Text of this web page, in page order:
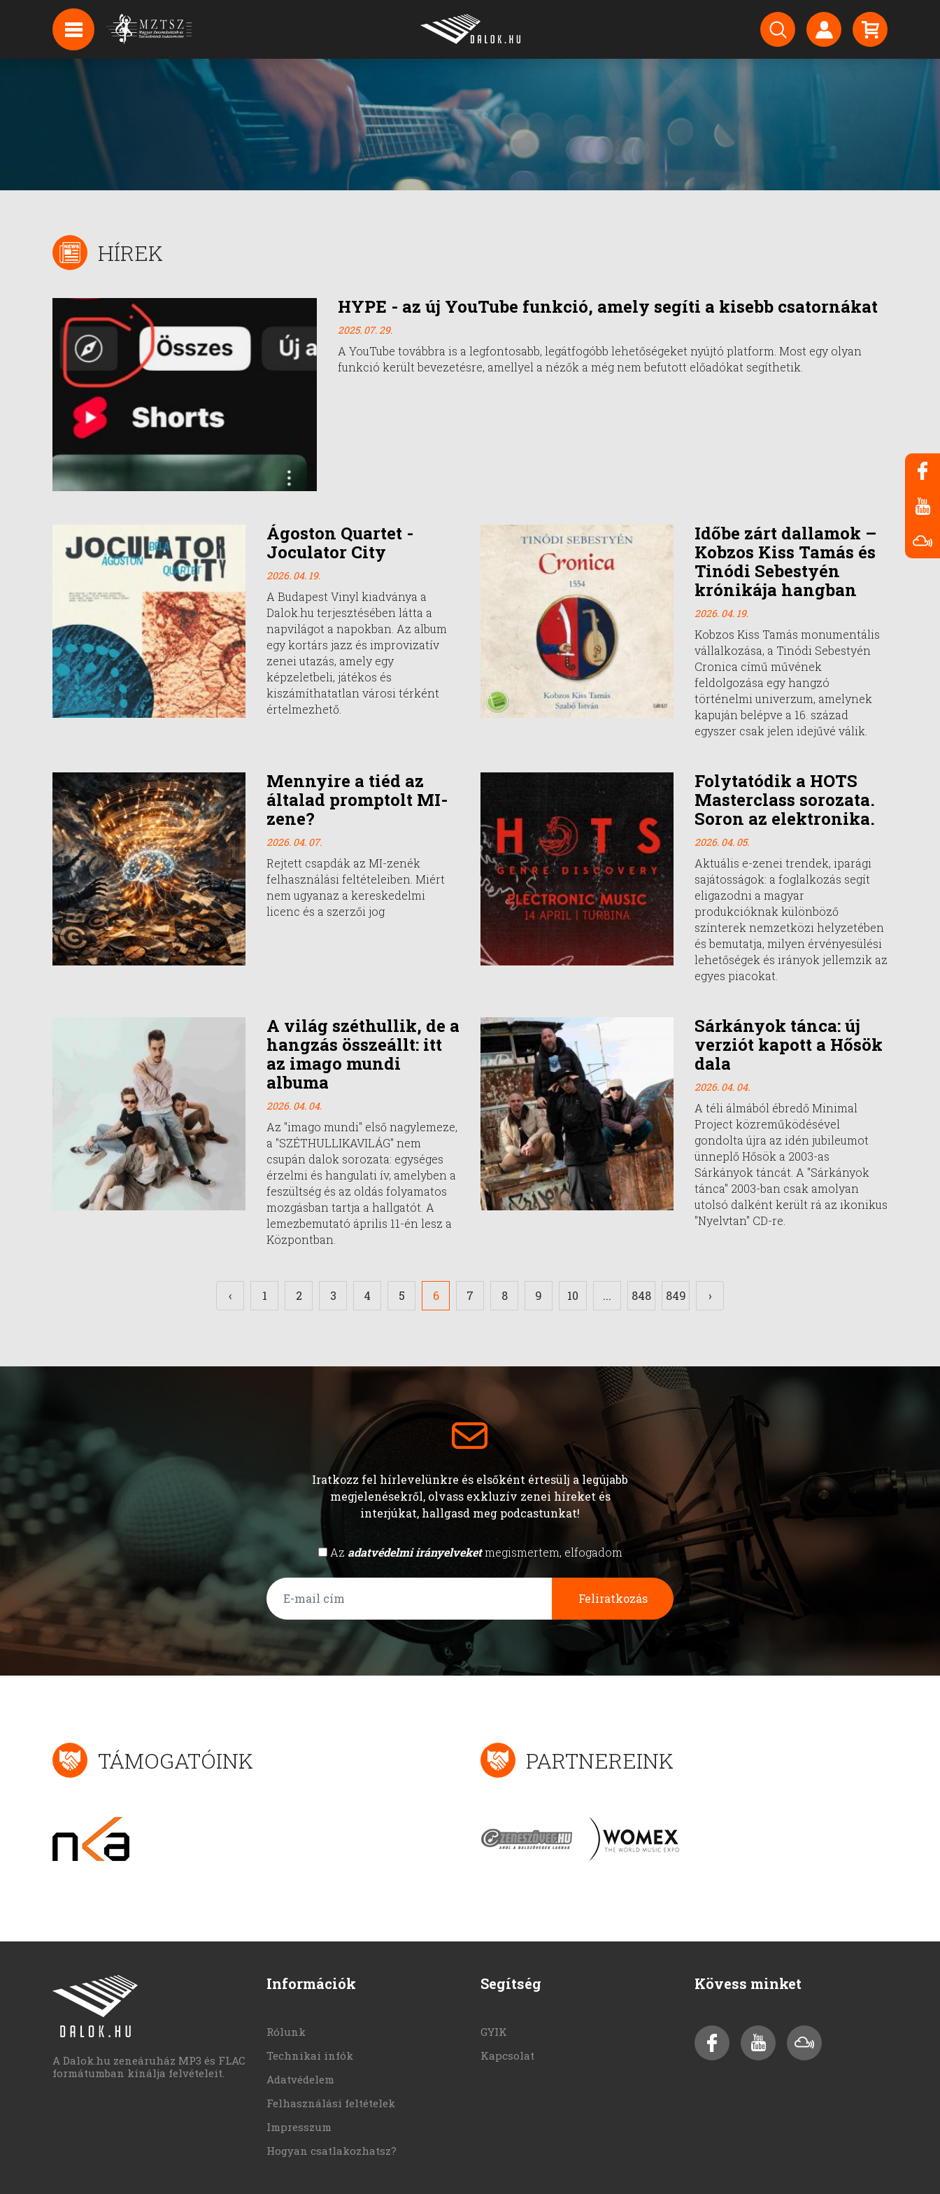
HÍREK
HÍRLEVÉL FELIRATKOZÁS
PODCAST
BACKSTAGE BEJELENTKEZÉS
HÍREK
HYPE - az új YouTube funkció, amely segíti a kisebb csatornákat
2025. 07. 29.
A YouTube továbbra is a legfontosabb, legátfogóbb lehetőségeket nyújtó platform. Most egy olyan
funkció került bevezetésre, amellyel a nézők a még nem befutott előadókat segíthetik.
Ágoston Quartet -
Joculator City
2026. 04. 19.
A Budapest Vinyl kiadványa a
Dalok.hu terjesztésében látta a
napvilágot a napokban. Az album
egy kortárs jazz és improvizatív
zenei utazás, amely egy
képzeletbeli, játékos és
kiszámíthatatlan városi térként
értelmezhető.
Időbe zárt dallamok –
Kobzos Kiss Tamás és
Tinódi Sebestyén
krónikája hangban
2026. 04. 19.
Kobzos Kiss Tamás monumentális
vállalkozása, a Tinódi Sebestyén
Cronica című művének
feldolgozása egy hangzó
történelmi univerzum, amelynek
kapuján belépve a 16. század
egyszer csak jelen idejűvé válik.
Mennyire a tiéd az
általad promptolt MI-
zene?
2026. 04. 07.
Rejtett csapdák az MI-zenék
felhasználási feltételeiben. Miért
nem ugyanaz a kereskedelmi
licenc és a szerzői jog
Folytatódik a HOTS
Masterclass sorozata.
Soron az elektronika.
2026. 04. 05.
Aktuális e-zenei trendek, iparági
sajátosságok: a foglalkozás segít
eligazodni a magyar
produkcióknak különböző
színterek nemzetközi helyzetében
és bemutatja, milyen érvényesülési
lehetőségek és irányok jellemzik az
egyes piacokat.
A világ széthullik, de a
hangzás összeállt: itt
az imago mundi
albuma
2026. 04. 04.
Az "imago mundi" első nagylemeze,
a "SZÉTHULLIKAVILÁG" nem
csupán dalok sorozata: egységes
érzelmi és hangulati ív, amelyben a
feszültség és az oldás folyamatos
mozgásban tartja a hallgatót. A
lemezbemutató április 11-én lesz a
Központban.
Sárkányok tánca: új
verziót kapott a Hősök
dala
2026. 04. 04.
A téli álmából ébredő Minimal
Project közreműködésével
gondolta újra az idén jubileumot
ünneplő Hősök a 2003-as
Sárkányok táncát. A "Sárkányok
tánca" 2003-ban csak amolyan
utolsó dalként került rá az ikonikus
"Nyelvtan" CD-re.
‹ 1 2 3 4 5 6 7 8 9 10 ... 848 849 ›
Iratkozz fel hírlevelünkre és elsőként értesülj a legújabb
megjelenésekről, olvass exkluzív zenei híreket és
interjúkat, hallgasd meg podcastunkat!
Az adatvédelmi irányelveketmegismertem, elfogadom
Feliratkozás
TÁMOGATÓINK PARTNEREINK
A Dalok.hu zeneáruház MP3 és FLAC
formátumban kínálja felvételeit.
Információk
Rólunk
Technikai infók
Adatvédelem
Felhasználási feltételek
Impresszum
Hogyan csatlakozhatsz?
Segítség
GYIK
Kapcsolat
Kövess minket